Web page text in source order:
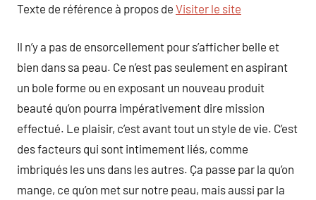
Texte de référence à propos de Visiter le site
Il n’y a pas de ensorcellement pour s’afficher belle et
bien dans sa peau. Ce n’est pas seulement en aspirant
un bole forme ou en exposant un nouveau produit
beauté qu’on pourra impérativement dire mission
effectué. Le plaisir, c’est avant tout un style de vie. C’est
des facteurs qui sont intimement liés, comme
imbriqués les uns dans les autres. Ça passe par la qu’on
mange, ce qu’on met sur notre peau, mais aussi par la